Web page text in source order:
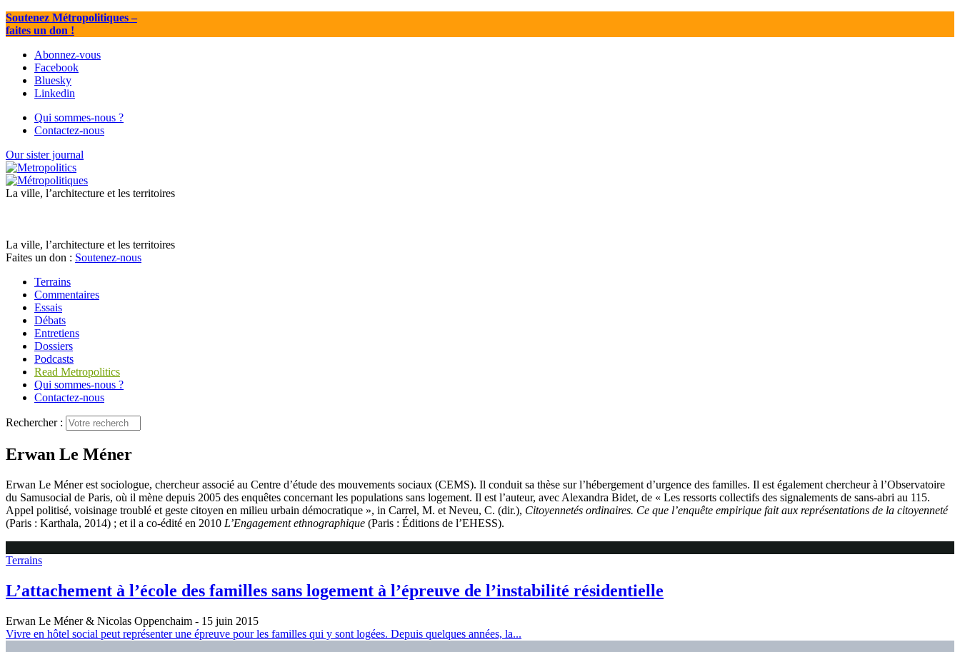
Soutenez Métropolitiques–
faites un don !
Abonnez-vous
Facebook
Bluesky
Linkedin
Qui sommes-nous ?
Contactez-nous
Our sister journal
La ville, l’architecture et les territoires
La ville, l’architecture et les territoires
Faites un don : Soutenez-nous
Terrains
Commentaires
Essais
Débats
Entretiens
Dossiers
Podcasts
Read Metropolitics
Qui sommes-nous ?
Contactez-nous
Rechercher :
Erwan Le Méner
Erwan Le Méner est sociologue, chercheur associé au Centre d’étude des mouvements sociaux (CEMS). Il conduit sa thèse sur l’hébergement d’urgence des familles. Il est également chercheur à l’Observatoire
du Samusocial de Paris, où il mène depuis 2005 des enquêtes concernant les populations sans logement. Il est l’auteur, avec Alexandra Bidet, de « Les ressorts collectifs des signalements de sans-abri au 115.
Appel politisé, voisinage troublé et geste citoyen en milieu urbain démocratique », in Carrel, M. et Neveu, C. (dir.), Citoyennetés ordinaires. Ce que l’enquête empirique fait aux représentations de la citoyenneté
(Paris : Karthala, 2014) ; et il a co-édité en 2010 L’Engagement ethnographique (Paris : Éditions de l’EHESS).
Terrains
L’attachement à l’école des familles sans logement à l’épreuve de l’instabilité résidentielle
Erwan Le Méner & Nicolas Oppenchaim - 15 juin 2015
Vivre en hôtel social peut représenter une épreuve pour les familles qui y sont logées. Depuis quelques années, la...